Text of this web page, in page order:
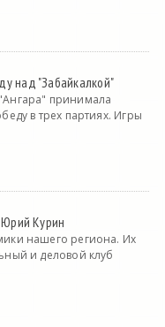
над "Забайкалкой"
принимала
в трех партиях. Игры
Юрий Курин
нашего региона. Их
и деловой клуб